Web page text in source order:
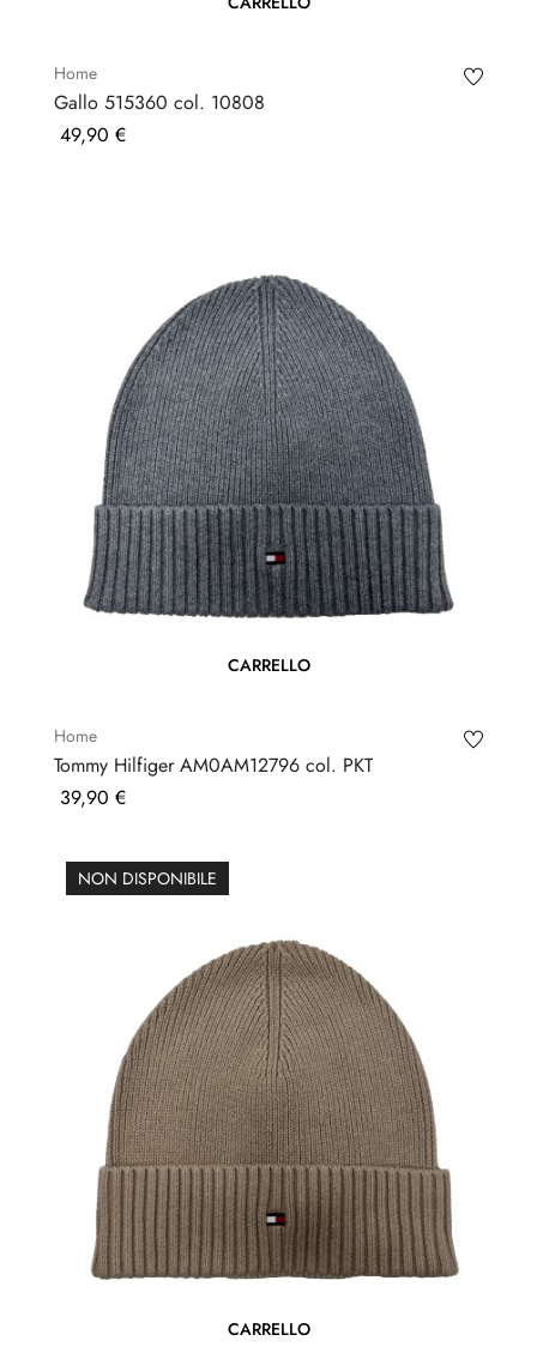
Home
Gallo 515360 col. 10808
Prezzo
49,90 €
CARRELLO
Home
Tommy Hilfiger AM0AM12796 col. PKT
Prezzo
39,90 €
NON DISPONIBILE
CARRELLO